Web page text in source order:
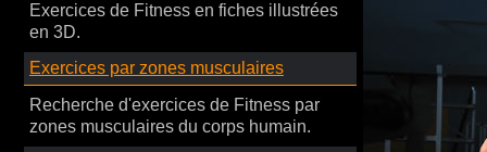
Exercices de Fitness en fiches illustrées
en 3D.
Exercices par zones musculaires
Recherche d'exercices de Fitness par
zones musculaires du corps humain.